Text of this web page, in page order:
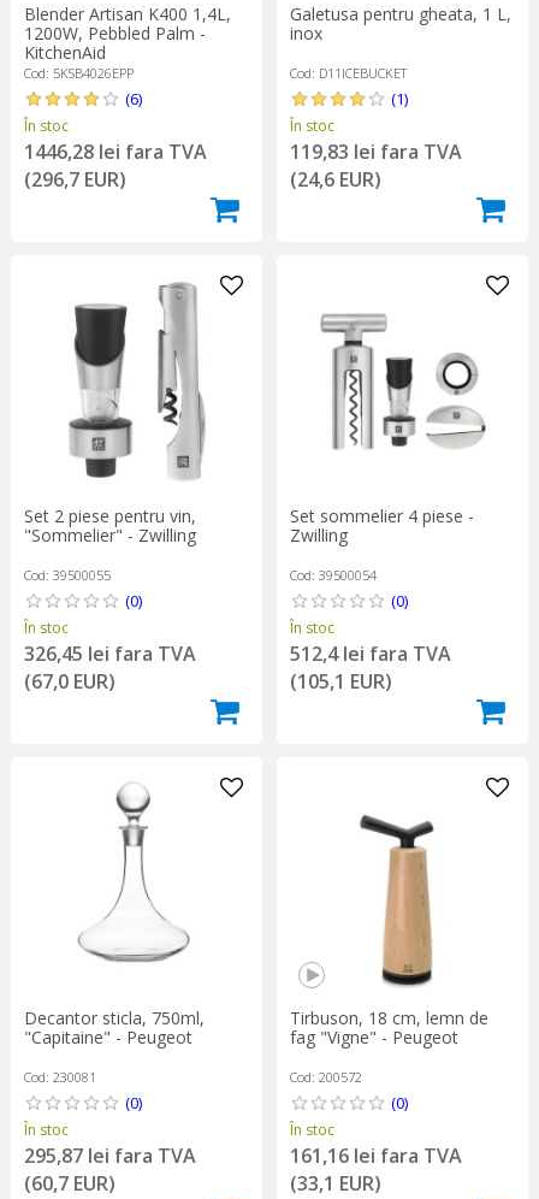
Blender Artisan K400 1,4L,
1200W, Pebbled Palm -
KitchenAid
Cod: 5KSB4026EPP
(6)
În stoc
1446,28 lei fara TVA
(296,7 EUR)
Galetusa pentru gheata, 1 L,
inox
Cod: D11ICEBUCKET
(1)
În stoc
119,83 lei fara TVA
(24,6 EUR)
Set 2 piese pentru vin,
"Sommelier" - Zwilling
Cod: 39500055
(0)
În stoc
326,45 lei fara TVA
(67,0 EUR)
Set sommelier 4 piese -
Zwilling
Cod: 39500054
(0)
În stoc
512,4 lei fara TVA
(105,1 EUR)
Decantor sticla, 750ml,
"Capitaine" - Peugeot
Cod: 230081
(0)
În stoc
295,87 lei fara TVA
(60,7 EUR)
Tirbuson, 18 cm, lemn de
fag "Vigne" - Peugeot
Cod: 200572
(0)
În stoc
161,16 lei fara TVA
(33,1 EUR)